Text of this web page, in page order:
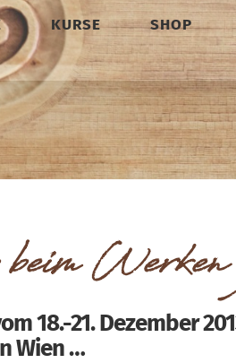
KURSE SHOP
18.-21. Dezember
Wien …